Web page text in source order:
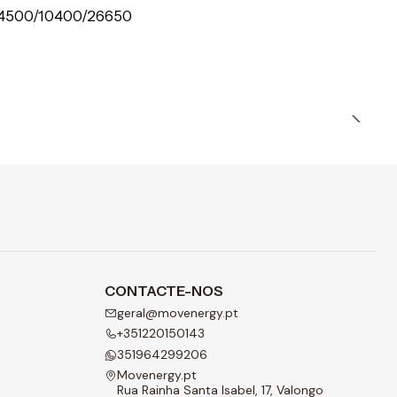
10400/26650
CONTACTE-NOS
geral@movenergy.pt
+351220150143
351964299206
Movenergy.pt
Rua Rainha Santa Isabel, 17, Valongo